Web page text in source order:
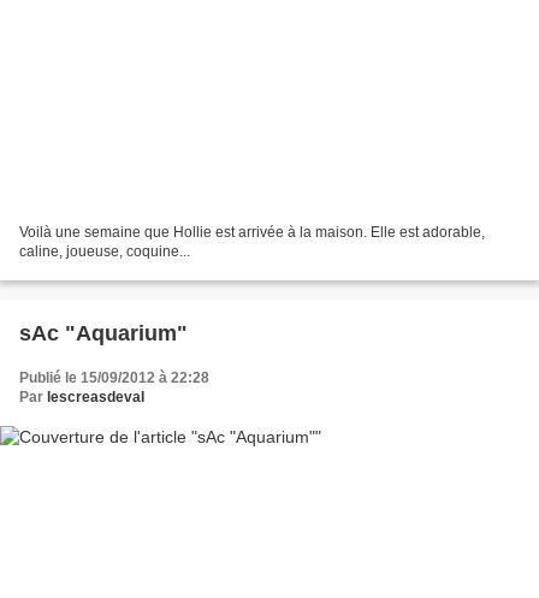
Voilà une semaine que Hollie est arrivée à la maison. Elle est adorable,
caline, joueuse, coquine...
sAc "Aquarium"
Publié le 15/09/2012 à 22:28
Par lescreasdeval